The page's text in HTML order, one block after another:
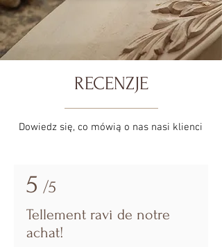
RECENZJE
Dowiedz się, co mówią o nas nasi klienci
5 /5
Tellement ravi de notre
achat!